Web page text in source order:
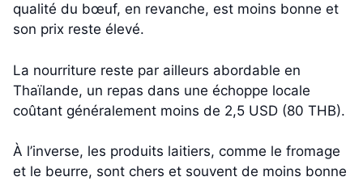
qualité du bœuf, en revanche, est moins bonne et
son prix reste élevé.
La nourriture reste par ailleurs abordable en
Thaïlande, un repas dans une échoppe locale
coûtant généralement moins de 2,5 USD (80 THB).
À l’inverse, les produits laitiers, comme le fromage
et le beurre, sont chers et souvent de moins bonne